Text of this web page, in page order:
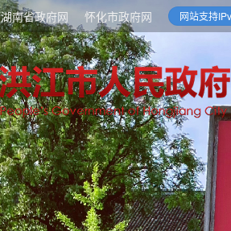
湖南省政府网 怀化市政府网 网站支持